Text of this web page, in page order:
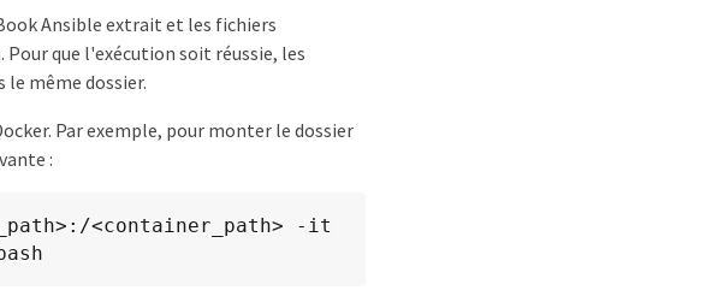
Ansible extrait et les fichiers
. Pour que l'exécution soit réussie, les
même dossier.
Par exemple, pour monter le dossier
:
<container_path> -it